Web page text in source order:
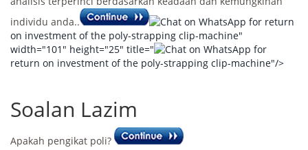
individu anda..
for return
on investment of the poly-strapping clip-machine"
width="101" height="25" title="
for
return on investment of the poly-strapping clip-machine"/>
Soalan Lazim
Apakah pengikat poli?